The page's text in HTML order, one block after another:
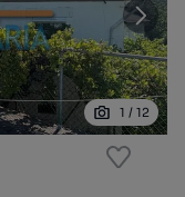
1 / 12